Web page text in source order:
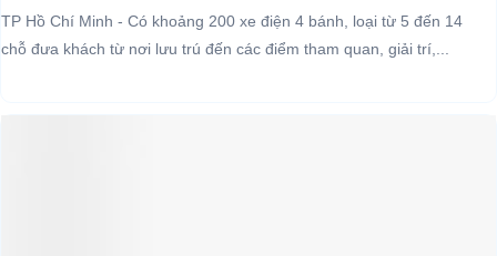
TP Hồ Chí Minh - Có khoảng 200 xe điện 4 bánh, loại từ 5 đến 14
chỗ đưa khách từ nơi lưu trú đến các điểm tham quan, giải trí,...